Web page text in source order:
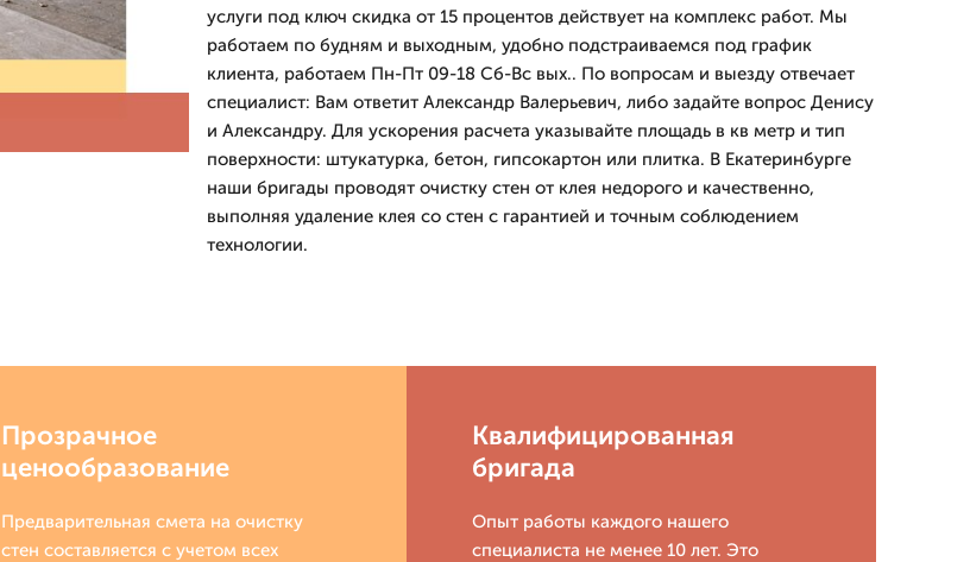
услуги под ключ скидка от 15 процентов действует на комплекс работ. Мы
работаем по будням и выходным, удобно подстраиваемся под график
клиента, работаем Пн-Пт 09-18 Сб-Вс вых.. По вопросам и выезду отвечает
специалист: Вам ответит Александр Валерьевич, либо задайте вопрос Денису
и Александру. Для ускорения расчета указывайте площадь в кв метр и тип
поверхности: штукатурка, бетон, гипсокартон или плитка. В Екатеринбурге
наши бригады проводят очистку стен от клея недорого и качественно,
выполняя удаление клея со стен с гарантией и точным соблюдением
технологии.
Прозрачное
ценообразование
Предварительная смета на очистку
стен составляется с учетом всех
Квалифицированная
бригада
Опыт работы каждого нашего
специалиста не менее 10 лет. Это